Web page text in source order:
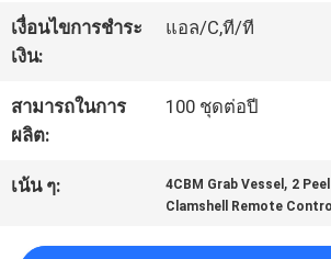
ทัวร์
โรงงาน
การ
เงื่อนไขการชำระ
เงิน:
แอล/C,ที/ที
สามารถในการ
ผลิต:
100 ชุดต่อปี
เน้น ๆ: 4CBM Grab Vessel , 2
Clamshell Remote